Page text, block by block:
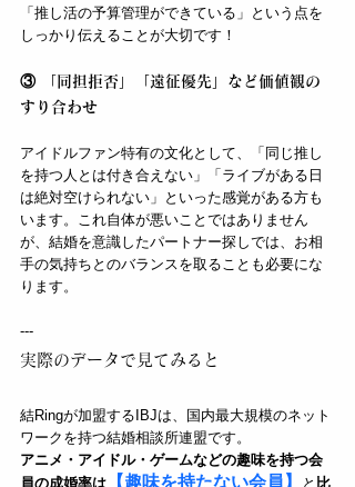
「推し活の予算管理ができている」という点を
しっかり伝えることが大切です！
③ 「同担拒否」「遠征優先」など価値観の
すり合わせ
アイドルファン特有の文化として、「同じ推し
を持つ人とは付き合えない」「ライブがある日
は絶対空けられない」といった感覚がある方も
います。これ自体が悪いことではありません
が、結婚を意識したパートナー探しでは、お相
手の気持ちとのバランスを取ることも必要にな
ります。
---
実際のデータで見てみると
結Ringが加盟するIBJは、国内最大規模のネット
ワークを持つ結婚相談所連盟です。
アニメ・アイドル・ゲームなどの趣味を持つ会
員の成婚率は 【趣味を持たない会員】 と 比